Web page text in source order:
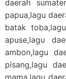
daerah
papua,lagu
batak
apuse,lagu
ambon,lagu
pisang,lagu
mama,lagu